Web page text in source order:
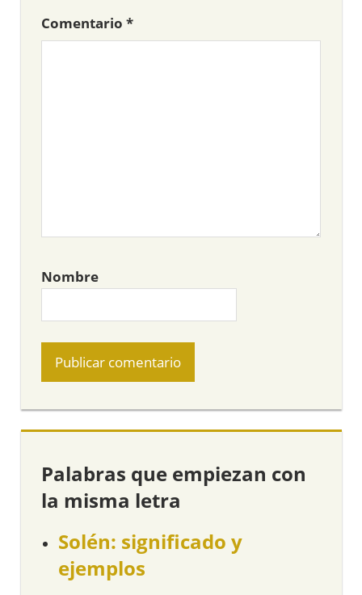
Comentario *
Nombre
Palabras que empiezan con
la misma letra
Solén: significado y
ejemplos